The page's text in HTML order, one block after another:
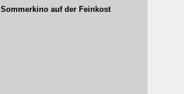
Sommerkino auf der Feinkost